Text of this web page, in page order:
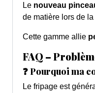
Le nouveau
de matière lors de la
Cette gamme allie
FAQ –
❓ Pourquoi ma
Le fripage est